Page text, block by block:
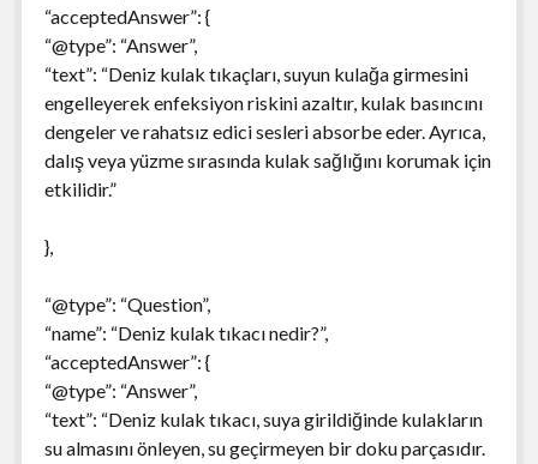
“acceptedAnswer”: {
“@type”: “Answer”,
“text”: “Deniz kulak tıkaçları, suyun kulağa girmesini
engelleyerek enfeksiyon riskini azaltır, kulak basıncını
dengeler ve rahatsız edici sesleri absorbe eder. Ayrıca,
dalış veya yüzme sırasında kulak sağlığını korumak için
etkilidir.”
},
“@type”: “Question”,
“name”: “Deniz kulak tıkacı nedir?”,
“acceptedAnswer”: {
“@type”: “Answer”,
“text”: “Deniz kulak tıkacı, suya girildiğinde kulakların
su almasını önleyen, su geçirmeyen bir doku parçasıdır.